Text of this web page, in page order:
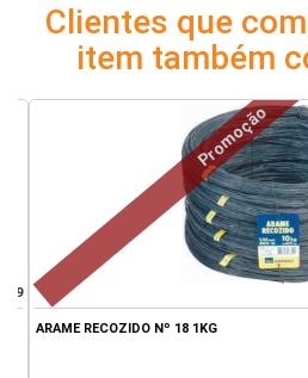
Clientes que
item também
Promoção
ARAME RECOZIDO Nº 18 1KG